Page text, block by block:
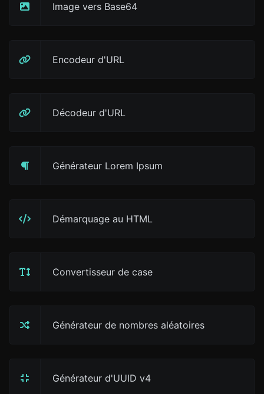
Image vers Base64
Encodeur d'URL
Décodeur d'URL
Générateur Lorem Ipsum
Démarquage au HTML
Convertisseur de case
Générateur de nombres aléatoires
Générateur d'UUID v4